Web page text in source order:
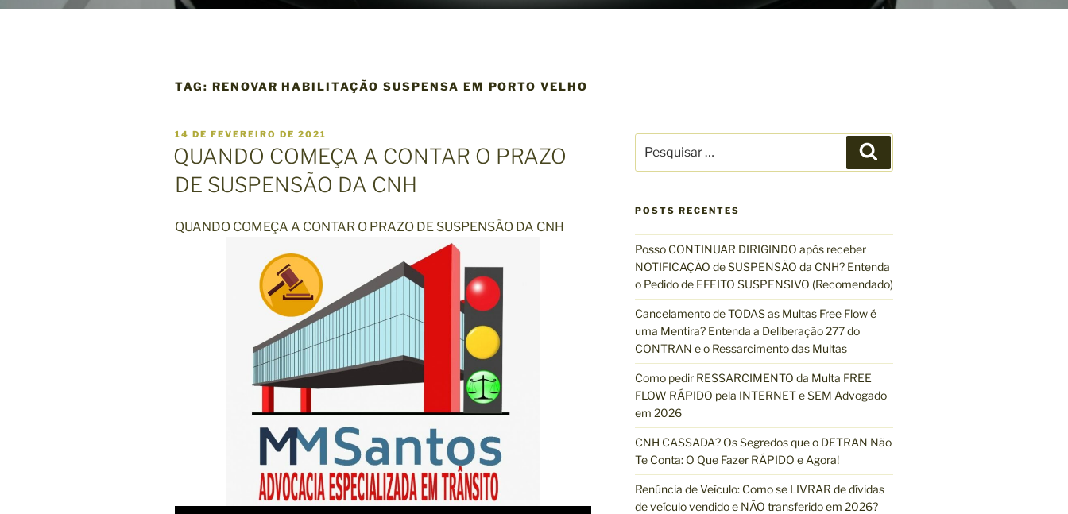
TAG: RENOVAR HABILITAÇÃO SUSPENSA EM PORTO VELHO
P
U
B
D
O
14 DE FEVEREIRO DE 2021
QUANDO COMEÇA A CONTAR O PRAZO
DE SUSPENSÃO DA CNH
QUANDO COMEÇA A CONTAR O PRAZO DE SUSPENSÃO DA CNH
s
u
s
a
r
p
o
r
:
e
s
a
r
POSTS RECENTES
Posso CONTINUAR DIRIGINDO após receber
NOTIFICAÇÃO de SUSPENSÃO da CNH? Entenda
o Pedido de EFEITO SUSPENSIVO (Recomendado)
Cancelamento de TODAS as Multas Free Flow é
uma Mentira? Entenda a Deliberação 277 do
CONTRAN e o Ressarcimento das Multas
Como pedir RESSARCIMENTO da Multa FREE
FLOW RÁPIDO pela INTERNET e SEM Advogado
em 2026
CNH CASSADA? Os Segredos que o DETRAN Não
Te Conta: O Que Fazer RÁPIDO e Agora!
Renúncia de Veículo: Como se LIVRAR de dívidas
de veículo vendido e NÃO transferido em 2026?